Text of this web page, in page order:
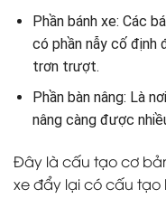
Phần bánh xe: Các
có phần nẫy cố định
trơn trượt.
Phần bàn nâng: Là
nâng càng được
Đây là cấu tạo cơ
xe đẩy lại có cấu tạo